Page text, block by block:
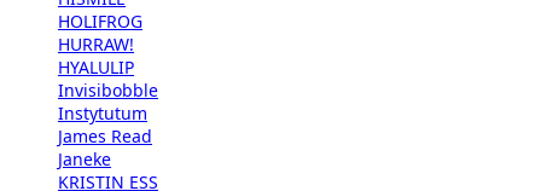
HOLIFROG
HURRAW!
HYALULIP
Invisibobble
Instytutum
James Read
Janeke
KRISTIN ESS